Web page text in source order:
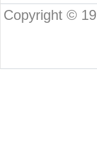
Copyright ©